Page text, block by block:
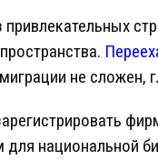
не сложен,
для национальной